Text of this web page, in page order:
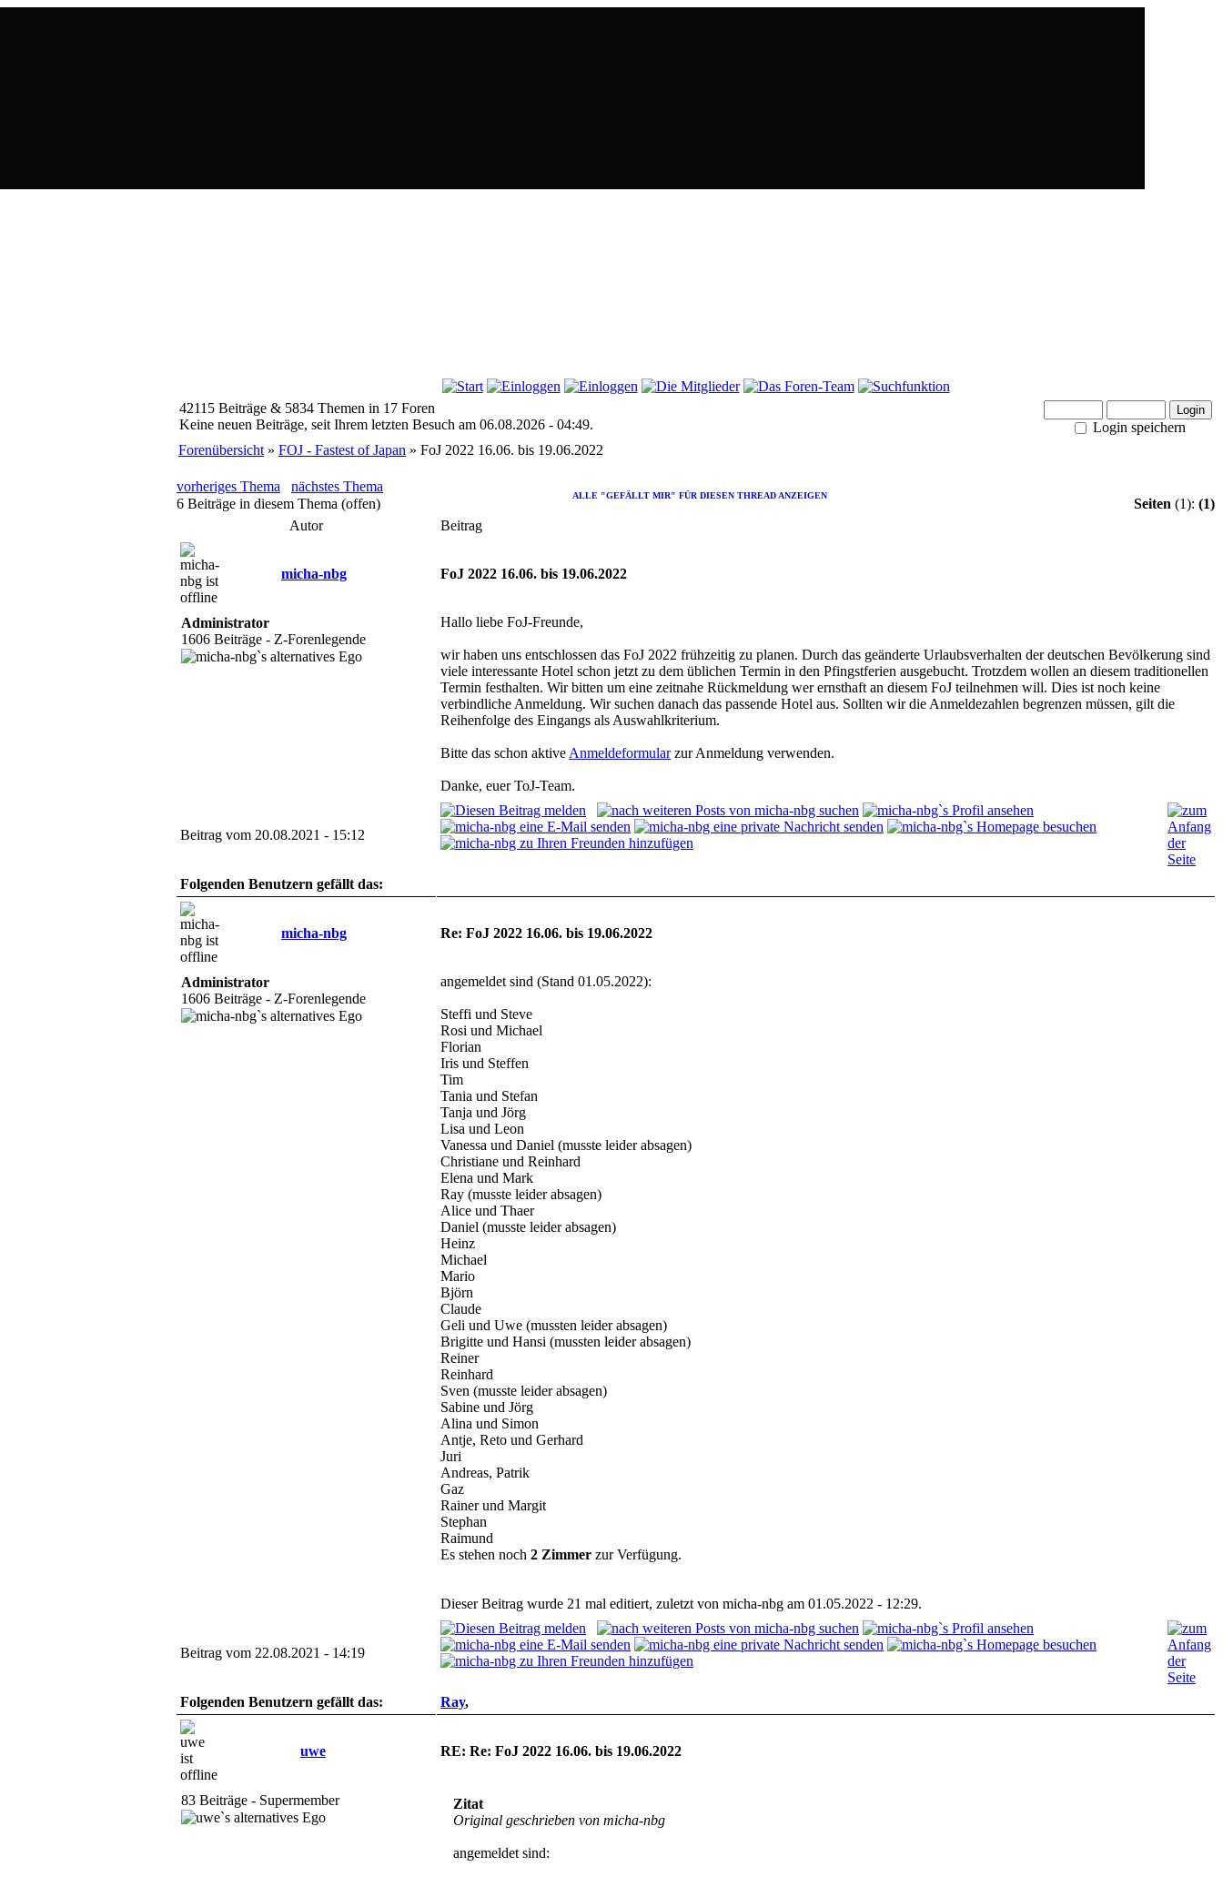
42115 Beiträge & 5834 Themen in 17 Foren
Keine neuen Beiträge, seit Ihrem letzten Besuch am 06.08.2026 - 04:49.
Login speichern
Forenübersicht » FOJ - Fastest of Japan » FoJ 2022 16.06. bis 19.06.2022
vorheriges Thema nächstes Thema
ALLE "GEFÄLLT MIR" FÜR DIESEN THREAD ANZEIGEN
6 Beiträge in diesem Thema (offen) Seiten (1): (1)
Autor
Beitrag
micha-nbg FoJ 2022 16.06. bis 19.06.2022
Administrator
1606 Beiträge - Z-Forenlegende
Hallo liebe FoJ-Freunde,
wir haben uns entschlossen das FoJ 2022 frühzeitig zu planen. Durch das geänderte Urlaubsverhalten der deutschen Bevölkerung sind
viele interessante Hotel schon jetzt zu dem üblichen Termin in den Pfingstferien ausgebucht. Trotzdem wollen an diesem traditionellen
Termin festhalten. Wir bitten um eine zeitnahe Rückmeldung wer ernsthaft an diesem FoJ teilnehmen will. Dies ist noch keine
verbindliche Anmeldung. Wir suchen danach das passende Hotel aus. Sollten wir die Anmeldezahlen begrenzen müssen, gilt die
Reihenfolge des Eingangs als Auswahlkriterium.
Bitte das schon aktive Anmeldeformularzur Anmeldung verwenden.
Danke, euer ToJ-Team.
Beitrag vom 20.08.2021 - 15:12
Folgenden Benutzern gefällt das:
micha-nbg Re: FoJ 2022 16.06. bis 19.06.2022
Administrator
1606 Beiträge - Z-Forenlegende
angemeldet sind (Stand 01.05.2022):
Steffi und Steve
Rosi und Michael
Florian
Iris und Steffen
Tim
Tania und Stefan
Tanja und Jörg
Lisa und Leon
Vanessa und Daniel (musste leider absagen)
Christiane und Reinhard
Elena und Mark
Ray (musste leider absagen)
Alice und Thaer
Daniel (musste leider absagen)
Heinz
Michael
Mario
Björn
Claude
Geli und Uwe (mussten leider absagen)
Brigitte und Hansi (mussten leider absagen)
Reiner
Reinhard
Sven (musste leider absagen)
Sabine und Jörg
Alina und Simon
Antje, Reto und Gerhard
Juri
Andreas, Patrik
Gaz
Rainer und Margit
Stephan
Raimund
Es stehen noch 2 Zimmer zur Verfügung.
Dieser Beitrag wurde 21 mal editiert, zuletzt von micha-nbg am 01.05.2022 - 12:29.
Beitrag vom 22.08.2021 - 14:19
Folgenden Benutzern gefällt das: Ray,
uwe RE: Re: FoJ 2022 16.06. bis 19.06.2022
83 Beiträge - Supermember
Zitat
Original geschrieben von micha-nbg
angemeldet sind: